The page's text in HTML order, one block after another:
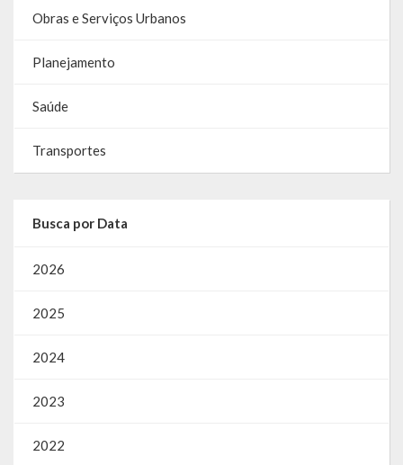
Obras e Serviços Urbanos
Planejamento
Saúde
Transportes
Busca por Data
2026
2025
2024
2023
2022